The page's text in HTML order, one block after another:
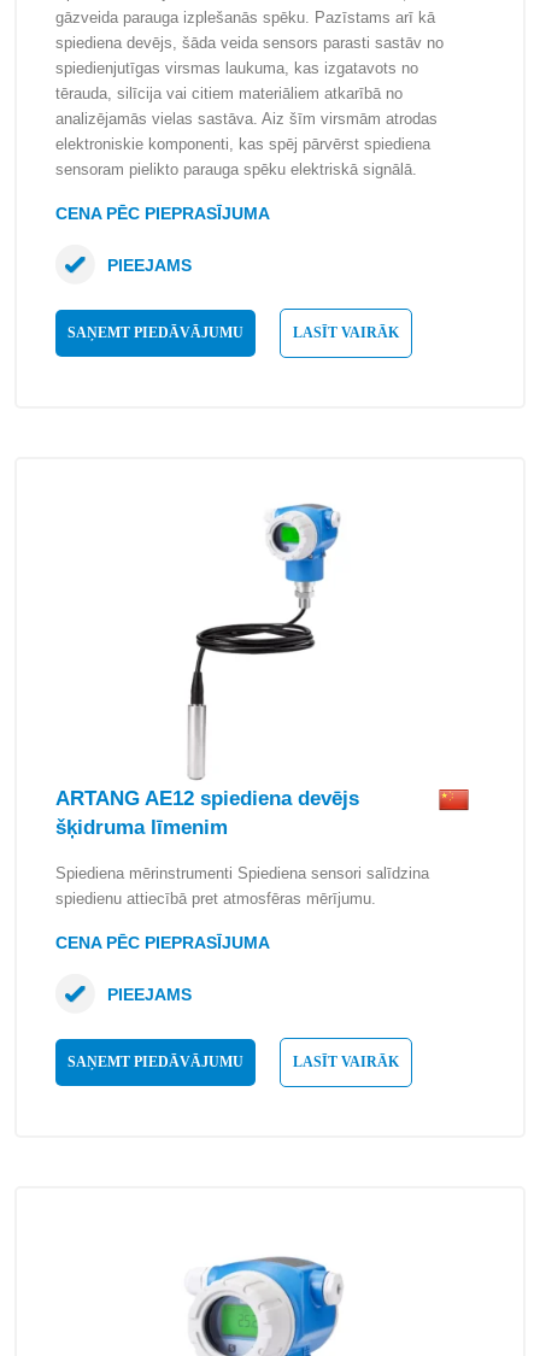
gāzveida parauga izplešanās spēku. Pazīstams arī kā
spiediena devējs, šāda veida sensors parasti sastāv no
spiedienjutīgas virsmas laukuma, kas izgatavots no
tērauda, silīcija vai citiem materiāliem atkarībā no
analizējamās vielas sastāva. Aiz šīm virsmām atrodas
elektroniskie komponenti, kas spēj pārvērst spiediena
sensoram pielikto parauga spēku elektriskā signālā.
CENA PĒC PIEPRASĪJUMA
SAŅEMT PIEDĀVĀJUMU LASĪT VAIRĀK
PIEEJAMS
ARTANG AE12 spiediena devējs
šķidruma līmenim
Spiediena mērinstrumenti Spiediena sensori salīdzina
spiedienu attiecībā pret atmosfēras mērījumu.
CENA PĒC PIEPRASĪJUMA
SAŅEMT PIEDĀVĀJUMU LASĪT VAIRĀK
PIEEJAMS